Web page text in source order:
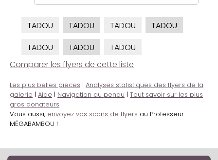
TADOU TADOU TADOU
TADOU
TADOU
TADOU
TADOU
Comparer les flyers de cette liste
Les plus belles pièces | Analyses statistiques des flyers de la
galerie | Aide | Navigation au pendu | Tout savoir sur les plus
gros donateurs
Vous aussi, envoyez vos scans de flyers au Professeur
MÉGABAMBOU !